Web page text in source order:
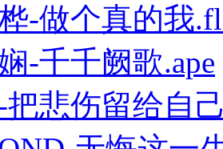
-做个真的我
-千千阙歌.ape
把悲伤留给自